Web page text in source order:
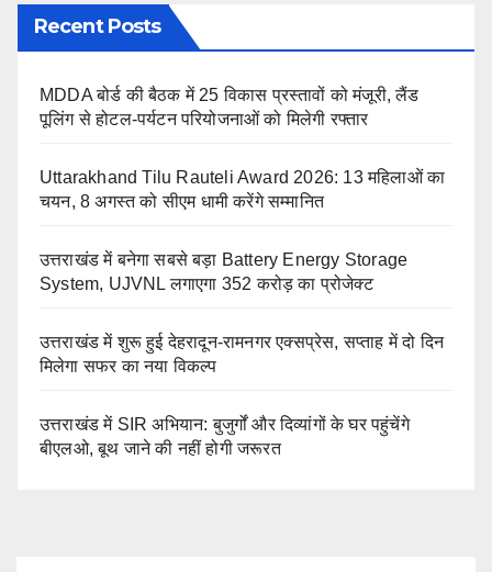
Recent Posts
MDDA बोर्ड की बैठक में 25 विकास प्रस्तावों को मंजूरी, लैंड
पूलिंग से होटल-पर्यटन परियोजनाओं को मिलेगी रफ्तार
Uttarakhand Tilu Rauteli Award 2026: 13 महिलाओं का
चयन, 8 अगस्त को सीएम धामी करेंगे सम्मानित
उत्तराखंड में बनेगा सबसे बड़ा Battery Energy Storage
System, UJVNL लगाएगा 352 करोड़ का प्रोजेक्ट
उत्तराखंड में शुरू हुई देहरादून-रामनगर एक्सप्रेस, सप्ताह में दो दिन
मिलेगा सफर का नया विकल्प
उत्तराखंड में SIR अभियान: बुजुर्गों और दिव्यांगों के घर पहुंचेंगे
बीएलओ, बूथ जाने की नहीं होगी जरूरत